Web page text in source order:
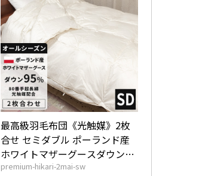
最高級羽毛布団《光触媒》2枚
合せ セミダブル ポーランド産
ホワイトマザーグースダウン
95% (440dp以上) 合掛1.0kg、
premium-hikari-2mai-sw